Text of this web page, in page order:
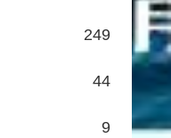
249
44
9